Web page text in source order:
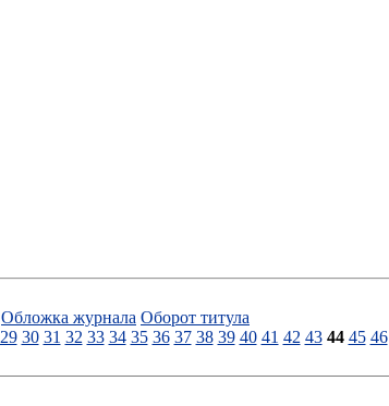
Обложка журнала Оборот титула
29 30 31 32 33 34 35 36 37 38 39 40 41 42 43 44 45 46